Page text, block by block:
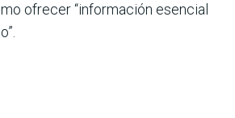
ofrecer “información esencial